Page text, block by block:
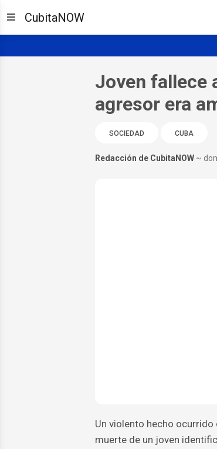
CubitaNOW
Joven fallece
agresor era
SOCIEDAD CUBA
Redacción de CubitaNOW ~
Un violento hecho ocurrido
muerte de un joven